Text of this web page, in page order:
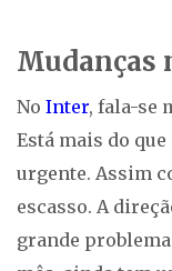
Mudanças
No Inter, fala-se
Está mais do
urgente. Assim
escasso. A
grande